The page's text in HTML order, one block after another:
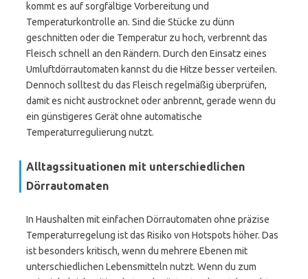
kommt es auf sorgfältige Vorbereitung und
Temperaturkontrolle an. Sind die Stücke zu dünn
geschnitten oder die Temperatur zu hoch, verbrennt das
Fleisch schnell an den Rändern. Durch den Einsatz eines
Umluftdörrautomaten kannst du die Hitze besser verteilen.
Dennoch solltest du das Fleisch regelmäßig überprüfen,
damit es nicht austrocknet oder anbrennt, gerade wenn du
ein günstigeres Gerät ohne automatische
Temperaturregulierung nutzt.
Alltagssituationen mit unterschiedlichen
Dörrautomaten
In Haushalten mit einfachen Dörrautomaten ohne präzise
Temperaturregelung ist das Risiko von Hotspots höher. Das
ist besonders kritisch, wenn du mehrere Ebenen mit
unterschiedlichen Lebensmitteln nutzt. Wenn du zum